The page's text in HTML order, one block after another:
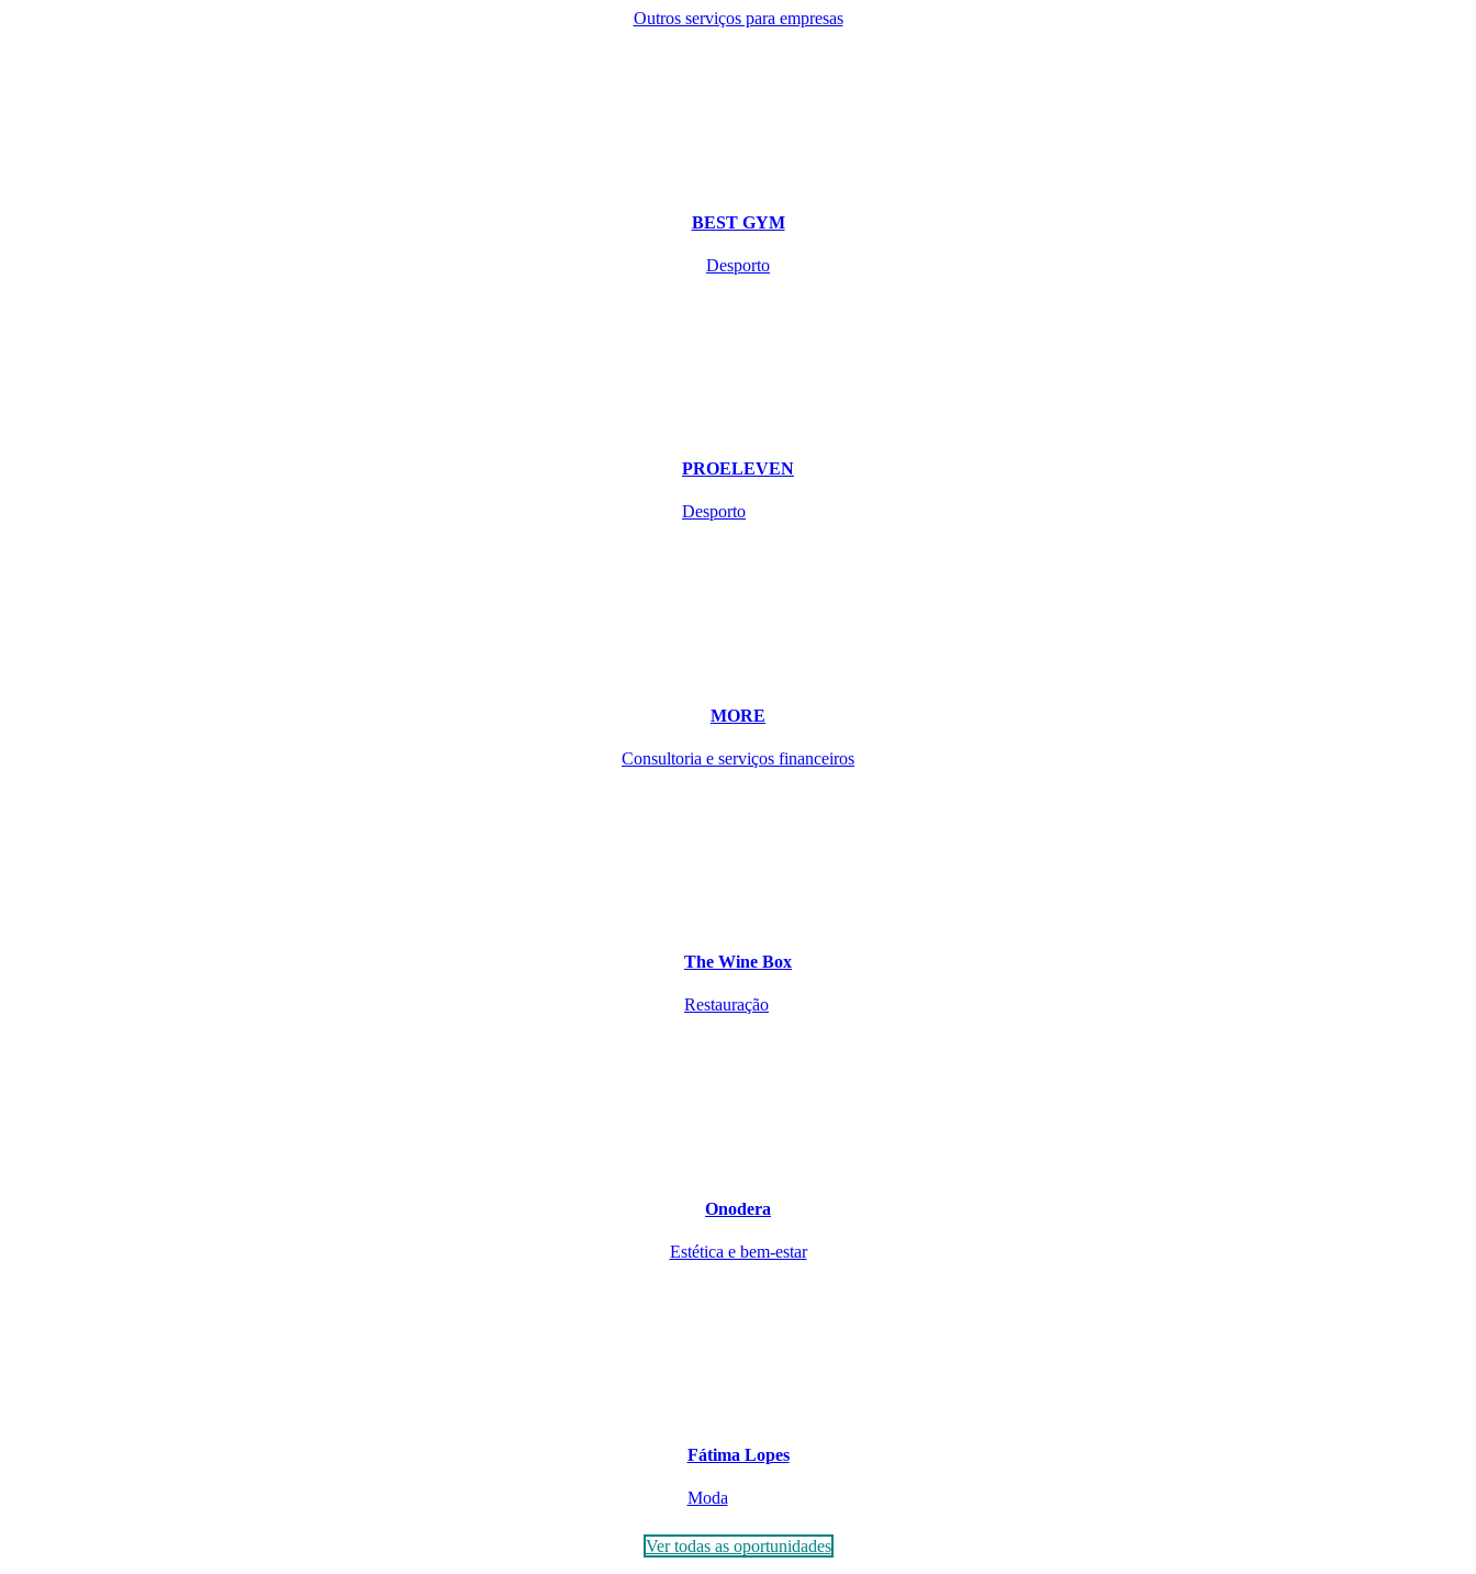
Outros serviços para empresas
BEST GYM
Desporto
PROELEVEN
Desporto
MORE
Consultoria e serviços financeiros
The Wine Box
Restauração
Onodera
Estética e bem-estar
Fátima Lopes
Moda
Ver todas as oportunidades